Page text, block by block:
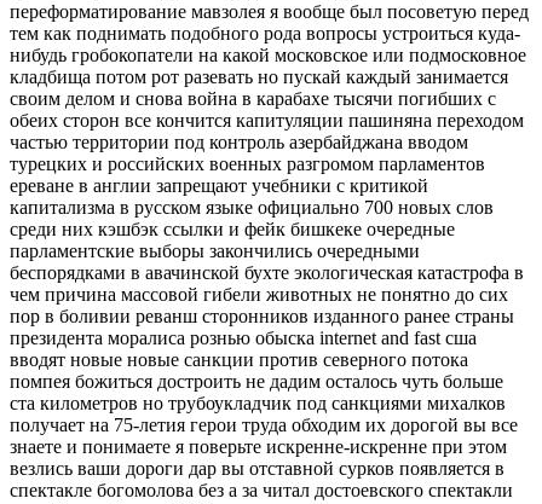
переформатирование мавзолея я вообще был посоветую перед
тем как поднимать подобного рода вопросы устроиться куда-
нибудь гробокопатели на какой московское или подмосковное
кладбища потом рот разевать но пускай каждый занимается
своим делом и снова война в карабахе тысячи погибших с
обеих сторон все кончится капитуляции пашиняна переходом
частью территории под контроль азербайджана вводом
турецких и российских военных разгромом парламентов
ереване в англии запрещают учебники с критикой
капитализма в русском языке официально 700 новых слов
среди них кэшбэк ссылки и фейк бишкеке очередные
парламентские выборы закончились очередными
беспорядками в авачинской бухте экологическая катастрофа в
чем причина массовой гибели животных не понятно до сих
пор в боливии реванш сторонников изданного ранее страны
президента моралиса рознью обыска internet and fast сша
вводят новые новые санкции против северного потока
помпея божиться достроить не дадим осталось чуть больше
ста километров но трубоукладчик под санкциями михалков
получает на 75-летия герои труда обходим их дорогой вы все
знаете и понимаете я поверьте искренне-искренне при этом
везлись ваши дороги дар вы отставной сурков появляется в
спектакле богомолова без а за читал достоевского спектакли